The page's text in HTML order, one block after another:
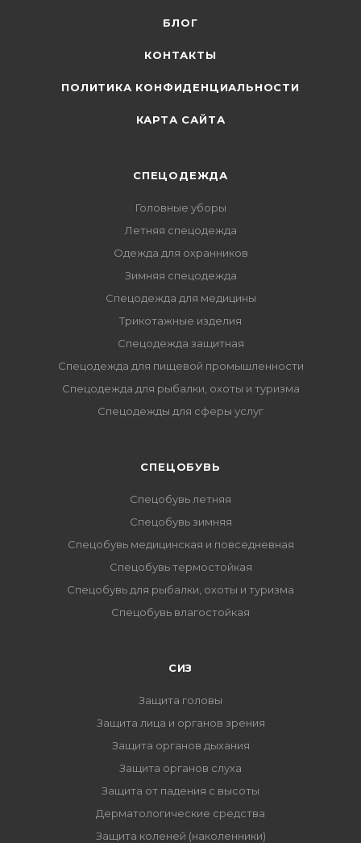
БЛОГ
КОНТАКТЫ
ПОЛИТИКА КОНФИДЕНЦИАЛЬНОСТИ
КАРТА САЙТА
СПЕЦОДЕЖДА
Головные уборы
Летняя спецодежда
Одежда для охранников
Зимняя спецодежда
Спецодежда для медицины
Трикотажные изделия
Спецодежда защитная
Спецодежда для пищевой промышленности
Спецодежда для рыбалки, охоты и туризма
Спецодежды для сферы услуг
CПЕЦОБУВЬ
Спецобувь летняя
Спецобувь зимняя
Спецобувь медицинская и повседневная
Спецобувь термостойкая
Спецобувь для рыбалки, охоты и туризма
Спецобувь влагостойкая
СИЗ
Защита головы
Защита лица и органов зрения
Защита органов дыхания
Защита органов слуха
Защита от падения с высоты
Дерматологические средства
Защита коленей (наколенники)